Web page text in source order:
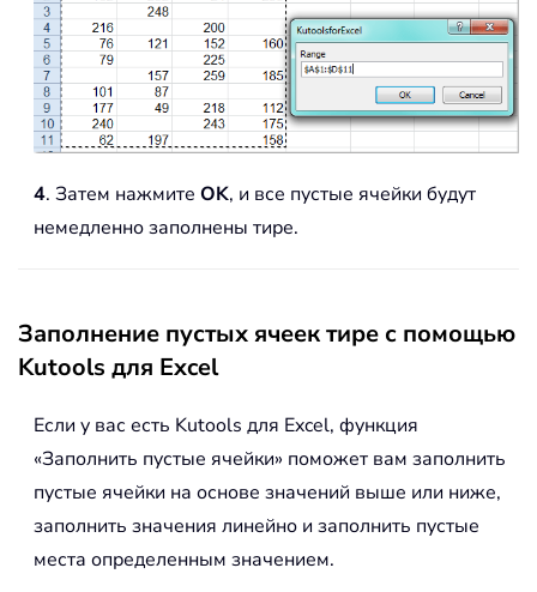
4. Затем нажмите OK, и все пустые ячейки будут
немедленно заполнены тире.
Заполнение пустых ячеек тире с помощью
Kutools для Excel
Если у вас есть Kutools для Excel, функция
«Заполнить пустые ячейки» поможет вам заполнить
пустые ячейки на основе значений выше или ниже,
заполнить значения линейно и заполнить пустые
места определенным значением.